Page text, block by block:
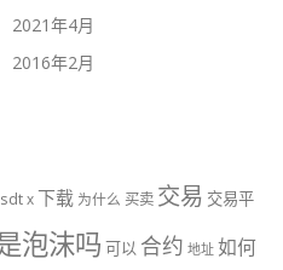
2021年4月
2016年2月
x下载 为什么 买卖 交易 交易平
泡沫吗 可以 合约 地址 如何